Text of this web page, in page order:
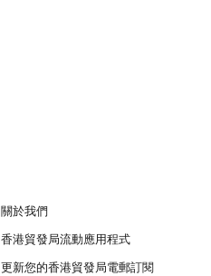
關於我們
香港貿發局流動應用程式
更新您的香港貿發局電郵訂閱